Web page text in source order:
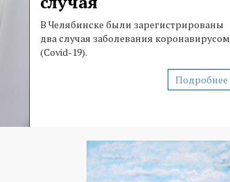
В Челябинске были зарегистрированы
два случая заболевания коронавирусом
(Covid-19).
Подробнее